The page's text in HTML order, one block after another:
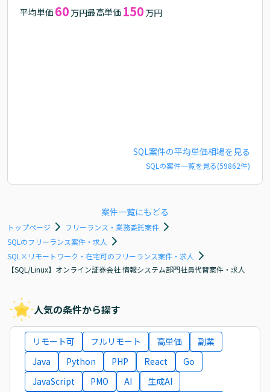
平均単価 60 万円最高単価 150 万円
SQL案件の平均単価相場を見る
SQL の案件一覧を見る(59862件)
案件一覧にもどる
トップページ
フリーランス・業務委託案件
SQLのフリーランス案件・求人
SQL×リモートワーク・在宅可のフリーランス案件・求人
【SQL/Linux】オンライン証券会社 情報システム部門社員代替案件・求人
人気の条件から探す
リモート可 フルリモート 高単価
副業
Java
Python PHP React
Go
JavaScript
PMO AI
生成AI